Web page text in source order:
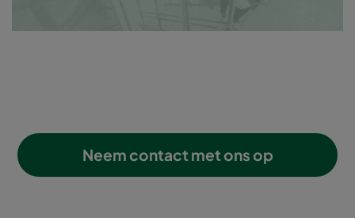
Neem contact met ons op